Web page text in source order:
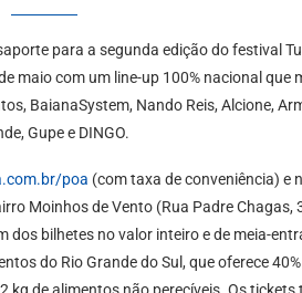
para a segunda edição do festival
maio com um line-up 100% nacional que
BaianaSystem, Nando Reis, Alcione,
Gupe e DINGO.
poa (com taxa de conveniência) e
Moinhos de Vento (Rua Padre
dos bilhetes no valor inteiro e de meia-
do Rio Grande do Sul, que oferece